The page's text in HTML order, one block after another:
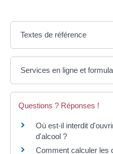
Textes de référence
Services en ligne et
Questions ? Réponses !
Où est-il interdit
d'alcool ?
Comment calculer les